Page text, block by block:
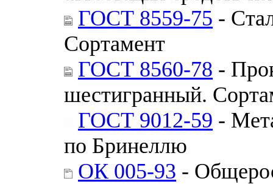
ГОСТ 8559-75 -
Сортамент
ГОСТ 8560-78 -
шестигранный.
ГОСТ 9012-59 -
по Бринеллю
ОК 005-93 -